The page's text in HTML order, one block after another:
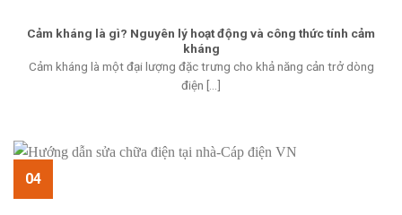
Cảm kháng là gì? Nguyên lý hoạt động và công thức tính cảm
kháng
Cảm kháng là một đại lượng đặc trưng cho khả năng cản trở dòng
điện [...]
04